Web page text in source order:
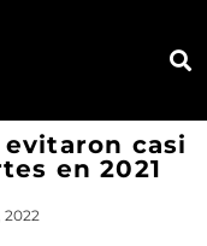
casi
en 2021
2022